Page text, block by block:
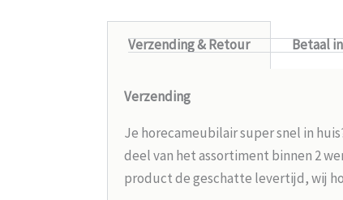
Verzending & Retour Betaal
Verzending
Je horecameubilair super snel in
deel van het assortiment binnen 2
product de geschatte levertijd, wij